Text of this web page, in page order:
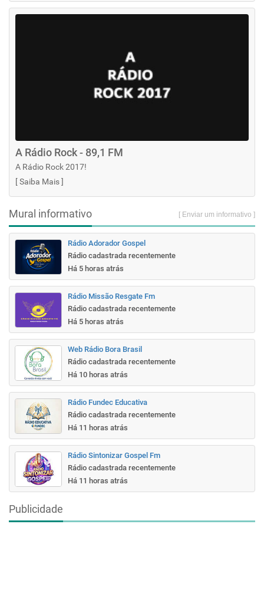
A Rádio Rock - 89,1 FM
A Rádio Rock 2017!
[Saiba Mais]
Mural informativo [ Enviar um informativo ]
Rádio Adorador Gospel
Rádio cadastrada recentemente
Há 5 horas atrás
Rádio Missão Resgate Fm
Rádio cadastrada recentemente
Há 5 horas atrás
Web Rádio Bora Brasil
Rádio cadastrada recentemente
Há 10 horas atrás
Rádio Fundec Educativa
Rádio cadastrada recentemente
Há 11 horas atrás
Rádio Sintonizar Gospel Fm
Rádio cadastrada recentemente
Há 11 horas atrás
Publicidade